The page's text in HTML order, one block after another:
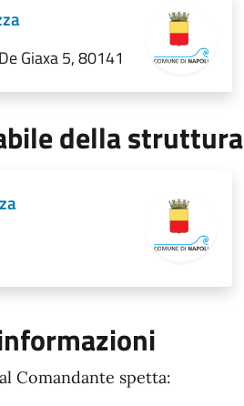
Giaxa 5, 80141
della struttura
Comandante spetta: